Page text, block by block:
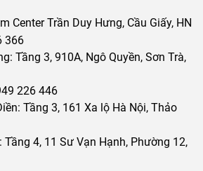
Center Trần Duy Hưng, Cầu Giấy, HN
366
Tầng 3, 910A, Ngô Quyền, Sơn Trà,
226 446
Tầng 3, 161 Xa lộ Hà Nội, Thảo
4, 11 Sư Vạn Hạnh, Phường 12,